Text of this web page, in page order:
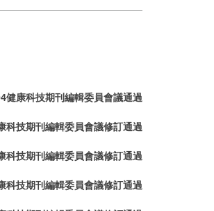
健康科技期刊編輯委員會議通過
科技期刊編輯委員會議修訂通過
科技期刊編輯委員會議修訂通過
科技期刊編輯委員會議修訂通過